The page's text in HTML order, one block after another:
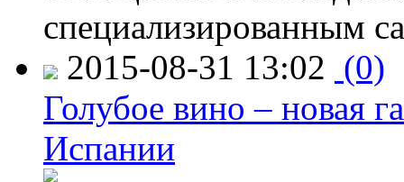
специализированным
2015-08-31 13:02 (0)
Голубое вино – новая
Испании